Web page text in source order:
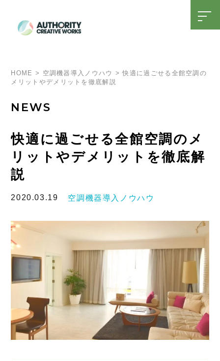
t
g
v
HOME > 空調機器導入ノウハウ >快適に過ごせる全館空調の
メリットやデメリットを徹底解説
NEWS
快適に過ごせる全館空調のメ
リットやデメリットを徹底解
説
2020.03.19 空調機器導入ノウハウ